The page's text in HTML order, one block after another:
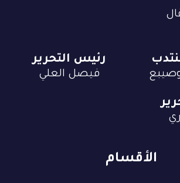
الأقسام
رئيس التحرير
فيصل العلي